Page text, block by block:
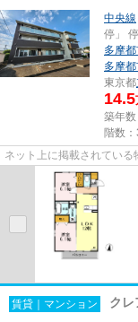
中央線
停」
多摩
多摩
東京都
14.5
築年数
階数
ネット上に掲載されている
賃貸｜マンション クレ